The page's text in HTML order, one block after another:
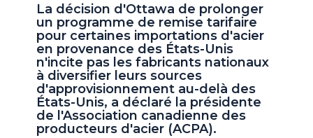
La décision d'Ottawa de prolonger
un programme de remise tarifaire
pour certaines importations d'acier
en provenance des États-Unis
n'incite pas les fabricants nationaux
à diversifier leurs sources
d'approvisionnement au-delà des
États-Unis, a déclaré la présidente
de l'Association canadienne des
producteurs d'acier (ACPA).